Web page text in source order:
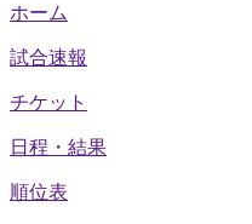
ホーム
試合速報
チケット
日程・結果
順位表